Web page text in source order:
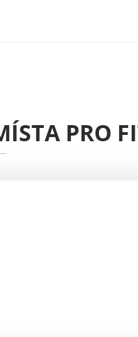
PRO